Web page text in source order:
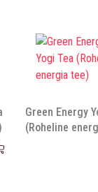
Green Energy
(Roheline